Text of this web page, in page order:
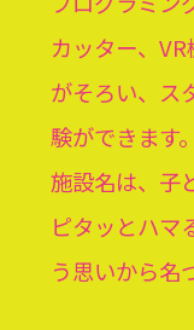
カッター、
がそろい、ス
験ができます。
施設名は、子
ピタッとハマ
う思いから名